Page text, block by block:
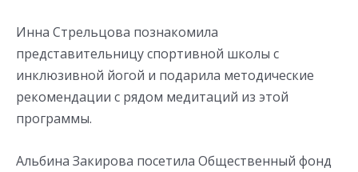
Инна Стрельцова познакомила
представительницу спортивной школы с
инклюзивной йогой и подарила методические
рекомендации с рядом медитаций из этой
программы.
Альбина Закирова посетила Общественный фонд